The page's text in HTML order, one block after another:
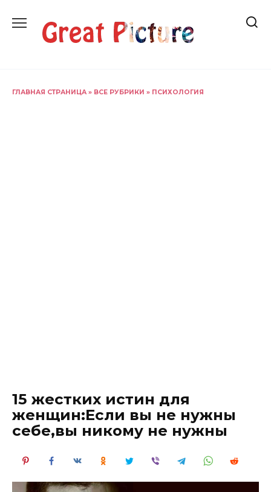
содержанию
ГЛАВНАЯ СТРАНИЦА » ВСЕ РУБРИКИ » ПСИХОЛОГИЯ
15 жестких истин для
женщин:Если вы не нужны
себе,вы никому не нужны